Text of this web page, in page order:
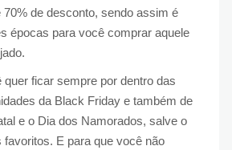
70% de desconto, sendo assim é
épocas para você comprar aquele
quer ficar sempre por dentro das
da Black Friday e também de
e o Dia dos Namorados, salve o
favoritos. E para que você não